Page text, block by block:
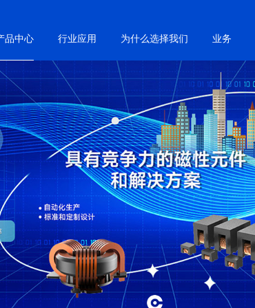
品中心 行业应用 为什么选择我们 业务